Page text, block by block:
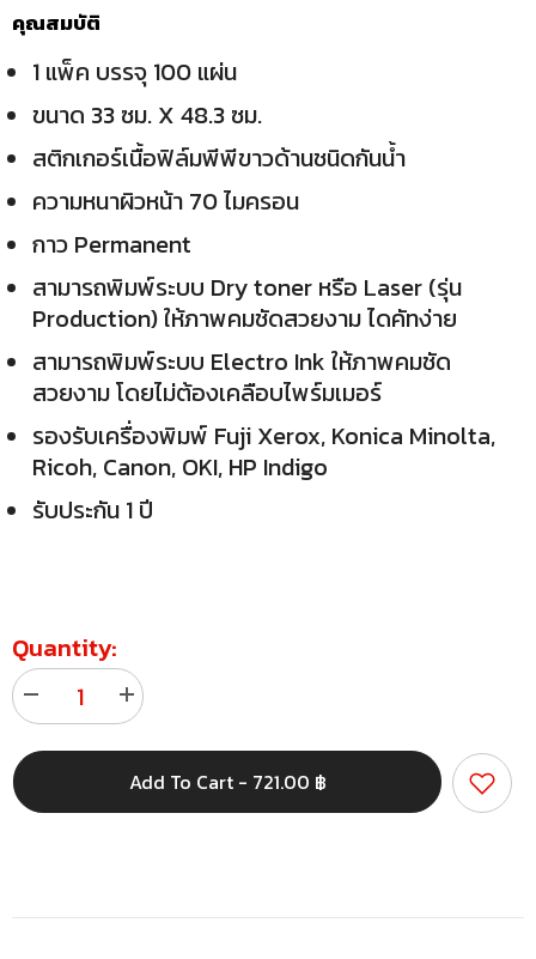
คุณสมบัติ
1 แพ็ค บรรจุ 100 แผ่น
ขนาด 33 ซม. X 48.3 ซม.
สติกเกอร์เนื้อฟิล์มพีพีขาวด้านชนิดกันน้ำ
ความหนาผิวหน้า 70 ไมครอน
กาว Permanent
สามารถพิมพ์ระบบ Dry toner หรือ Laser (รุ่น
Production) ให้ภาพคมชัดสวยงาม ไดคัทง่าย
สามารถพิมพ์ระบบ Electro Ink ให้ภาพคมชัด
สวยงาม โดยไม่ต้องเคลือบไพร์มเมอร์
รองรับเครื่องพิมพ์ Fuji Xerox, Konica Minolta,
Ricoh, Canon, OKI, HP Indigo
รับประกัน 1 ปี
Quantity:
Decrease
quantity
for
Increase
quantity
for
สติ
Add To Cart - 721.00 ฿